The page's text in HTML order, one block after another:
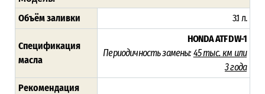
Объём заливки 3.1 л.
Спецификация
масла
HONDA ATF DW-1
Периодичность замены: 45тыс. км или
3 года
Рекомендация